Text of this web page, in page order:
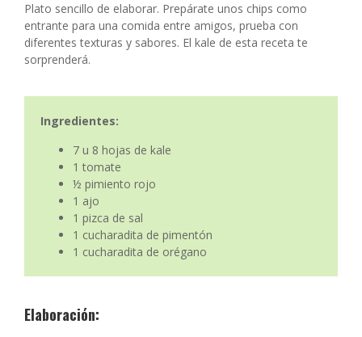
Plato sencillo de elaborar. Prepárate unos chips como
entrante para una comida entre amigos, prueba con
diferentes texturas y sabores. El kale de esta receta te
sorprenderá.
Ingredientes:
7 u 8 hojas de kale
1 tomate
½ pimiento rojo
1 ajo
1 pizca de sal
1 cucharadita de pimentón
1 cucharadita de orégano
Elaboración: